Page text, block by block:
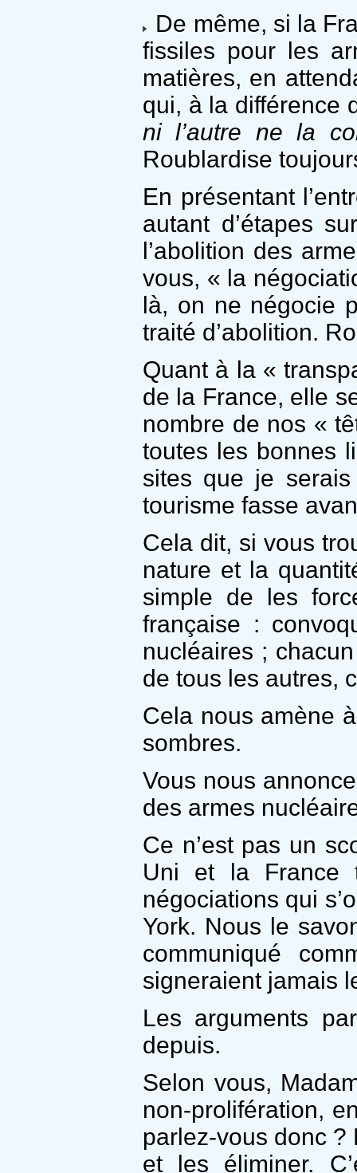
De même, si la
fissiles pour les
matières, en
qui, à la différence
ni l’autre ne la
Roublardise
En présentant
autant d’étapes
l’abolition des
vous, « la
là, on ne négocie
traité d’abolition.
Quant à la «
de la France, elle
nombre de nos «
toutes les bonnes
sites que je
tourisme fasse
Cela dit, si vous
nature et la
simple de les
française :
nucléaires ;
de tous les autres,
Cela nous amène
sombres.
Vous nous
des armes
Ce n’est pas un
Uni et la France
négociations qui
York. Nous le
communiqué
signeraient jamais
Les arguments
depuis.
Selon vous,
non-prolifération,
parlez-vous donc ?
et les éliminer.